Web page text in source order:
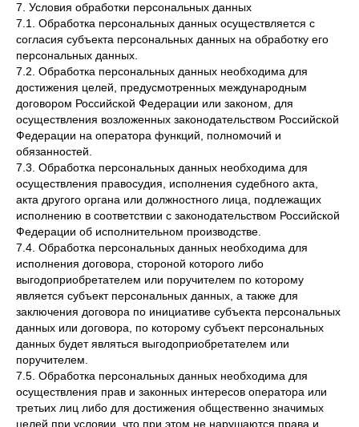
7. Условия обработки персональных данных
7.1. Обработка персональных данных осуществляется с
согласия субъекта персональных данных на обработку его
персональных данных.
7.2. Обработка персональных данных необходима для
достижения целей, предусмотренных международным
договором Российской Федерации или законом, для
осуществления возложенных законодательством Российской
Федерации на оператора функций, полномочий и
обязанностей.
7.3. Обработка персональных данных необходима для
осуществления правосудия, исполнения судебного акта,
акта другого органа или должностного лица, подлежащих
исполнению в соответствии с законодательством Российской
Федерации об исполнительном производстве.
7.4. Обработка персональных данных необходима для
исполнения договора, стороной которого либо
выгодоприобретателем или поручителем по которому
является субъект персональных данных, а также для
заключения договора по инициативе субъекта персональных
данных или договора, по которому субъект персональных
данных будет являться выгодоприобретателем или
поручителем.
7.5. Обработка персональных данных необходима для
осуществления прав и законных интересов оператора или
третьих лиц либо для достижения общественно значимых
целей при условии, что при этом не нарушаются права и